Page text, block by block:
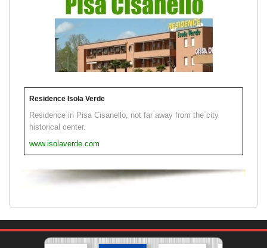
Residence Isola Verde
Residence in Pisa Cisanello, not far away from the city
historical center.
www.isolaverde.com